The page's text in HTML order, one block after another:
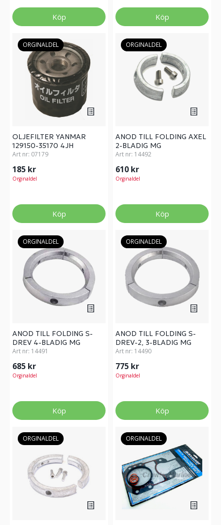
Köp Köp
ORGINALDEL
OLJEFILTER YANMAR
129150-35170 4JH
Art nr: 07179
185 kr
Orginaldel
Köp
ORGINALDEL
ANOD TILL FOLDING AXEL
2-BLADIG MG
Art nr: 14492
610 kr
Orginaldel
Köp
ORGINALDEL
ANOD TILL FOLDING S-
DREV 4-BLADIG MG
Art nr: 14491
685 kr
Orginaldel
Köp
ORGINALDEL
ANOD TILL FOLDING S-
DREV-2, 3-BLADIG MG
Art nr: 14490
775 kr
Orginaldel
Köp
ORGINALDEL ORGINALDEL